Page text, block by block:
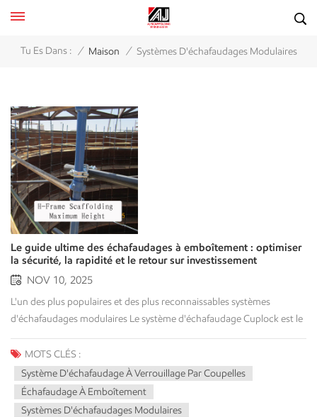
Tu Es Dans : / Maison / Systèmes D'échafaudages Modulaires
Le guide ultime des échafaudages à emboîtement : optimiser
la sécurité, la rapidité et le retour sur investissement
NOV 10, 2025
L'un des plus populaires et des plus reconnaissables systèmes d'échafaudages modulaires Le système d'échafaudage Cuplock est le plus répandu au monde. En plus d'être un système de support robuste, efficace et polyvalent, Échafaudages Cuplock Conçu pour un montage et un démontage rapides, ce système se distingue par son système de verrouillage à coupelles unique et performant. Développé par SGB en 1974, il est devenu une référence mondiale en matière de sécurité et d'efficacité dans le bâtiment. Ce système polyvalent excelle particulièrement dans les immeubles de grande hauteur ou les espaces complexes où les échafaudages tubulaires traditionnels (à tubes et à raccords) peuvent s'avérer moins économiques. La caractéristique principale du système Cuplock réside dans la connexion au point nodal. À intervalles réguliers, généralement de 500 mm, des coupelles inférieures fixes sont fixées sur le montant vertical, sur lesquelles coulissent d'autres coupelles. Jusqu'à quatre éléments horizontaux (limons ou traverses) peuvent être verrouillés simultanément à ce point nodal par un seul coup de marteau. Le verrouillage forme ainsi une liaison rigide et sûre, chaque connexion étant perpendiculaire à celle située en dessous. Quels sont les avantages des échafaudages à fixation par emboîtement ? Dans le secteur de la construction, le choix des échafaudages influe directement sur les délais d'exécution des projets, la sécurité et, en fin de compte, la rentabilité. Les avantages de Cuplock se traduisent par un meilleur retour sur investissement (RSI) du capital investi, tant pour les utilisateurs que pour les locataires.Assemblage rapide (gain de temps et de main-d'œuvre) :Le système de verrouillage simple et fiable de Cuplock permet un montage et un démontage plus rapides qu'avec les méthodes traditionnelles. Il en résulte une mise en œuvre accélérée et des économies considérables sur les coûts de main-d'œuvre.Polyvalence (flexibilité dans les situations complexes) :Le système Cuplock, capable de connecter jusqu'à quatre composants à un seul nœud, possède une remarquable adaptabilité à tous types de structures, droites, courbes et circulaires, ainsi qu'aux travaux de façade complexes et aux structures internes.Durabilité (longue durée de vie et faibles coûts de remplacement) :Les composants sont généralement fabriqués en acier galvanisé de haute qualité, ce qui leur confère une excellente résistance à la corrosion et à l'usure. Cette longue durée de vie est un atout majeur pour les sociétés de location qui recherchent un stock durable et commercialisable.Faible maintenance (coûts d'exploitation réduits) :Ce système ne comporte ni raccords, ni cales, ni boulons (contrairement aux systèmes Ringlock ou aux raccords tubulaires), autant d'éléments susceptibles de se perdre. Cette simplicité évite de remplacer fréquemment les pièces manquantes et accélère le contrôle des stocks.Accessibilité (conception ergonomique) :La structure en grille uniforme garantit aux travailleurs un accès sûr et facile, et les matériaux peuvent être facilement transportés d'une plateforme de travail à l'autre. Sécurité (fiabilité technique) :Les verrous positifs assurent une connexion rigide et antidérapante, conforme aux normes de sécurité internationales. Le système est conçu pour une excellente capacité de charge, ce qui le rend plus sûr pour les applications intensives. Rentabilité (maximisation du retour sur investissement locatif) :Bien que l'investissement initial puisse être plus élevé que pour un simple échafaudage, sa rapidité de montage, son faible entretien et sa longue durée de vie se traduisent par un meilleur retour sur investissement à long terme, tant pour les utilisateurs (projets plus rapides) que pour les propriétaires (plus grande viabilité des cycles de location). À quoi servent les échafaudages à emboîtement ? L'échafaudage à emboîtement trouve de nombreuses applications dans les domaines suivants grâce à sa grande résistance et à sa polyvalence :Bâtiment général : Pour l'accès aux échafaudages et aux plateformes de travail sur les chantiers résidentiels, commerciaux et industriels.Support d'étaiement (coffrage) :Grâce à sa grande capacité de charge, il est parfaitement adapté au support des poutres et dalles de coffrage en béton lourd.Projets d'infrastructure :Largement utilisé dans la construction de ponts, d'autoroutes ou de tunnels.Entretien et restauration : Très utile pour les échafaudages de structures plus complexes, comme les raffineries de pétrole, les centrales électriques et les bâtiments historiques.Secteur maritime et offshore :Sa finition galvanisée la rend adaptée aux environnements marins sévères et corrosifs. Quels matériaux sont utilisés dans les échafaudages à emboîtement ? Le matériau principal utilisé pour tous les éléments porteurs importants est l'acier de construction à haute résistance. Matériel:Généralement, soit de l'acier de nuance S235 ou S355 (conformément aux normes européennes) ou un acier équivalent à haute résistance. Finition: Les pièces sont généralement galvanisées à chaud. Ce procédé permet d'obtenir une épaisse couche de zinc, bien plus efficace qu'une peinture pour prévenir la rouille et garantir la durabilité et la durée de vie du système, notamment dans les climats rigoureux. Quels sont les composants d'un système d'échafaudage à emboîtement ? Le système Cuplock est modulaire et se compose d'un nombre limité d'éléments standard qui s'emboîtent les uns dans les autres :Normes Cuplock (Verticales) :Ce sont les éléments porteurs verticaux qui possèdent les points nodaux caractéristiques de Cuplock, la coupelle inférieure fixe et la coupelle supérieure mobile, soudés à intervalles réguliers (par exemple, 500 mm ou 1000 mm) et transférant la charge verticale à la base.Grands livres (horizontaux) :Ces éléments horizontaux relient les montants, assurant la stabilité structurelle et formant le cadre des plateformes de travail. Ils sont munis d'extrémités qui s'emboîtent dans les coupelles nodales.Traverses intermédiaires :Ces pièces sont placées entre les lisses pour soutenir les planches ou les platelages d'échafaudage. Elles sont également munies de lames d'extrémité fixées par un système de coupelles.Cadres cantilever :Des composants spécialisés sont utilisés pour créer des plateformes de travail qui font saillie de la structure principale de l'échafaudage, souvent nécessaires pour accéder à des zones difficiles d'accès d'une façade.Plaques de base et vérins :Elles offrent une base stable aux poteaux et permettent un réglage en hauteur lorsque le sol est irrégulier. Têtes d'U :Il est utilisé en haut des normes pour le support des poutres, des supports ou de la structure de coffrage primaire dans les travaux d'étaiement. Qu'est-ce qu'un système Cuplock ? Le système d'échafaudage à verrouillage par coupelles Il s'agit d'un système de support et d'accès complet et robuste. Sa principale caractéristique réside dans son mode d'assemblage, à savoir l'assemblage par emboîtement. Ce système permet d'obtenir une grande rigidité de la structure : les extrémités des poutres et des traverses sont insérées dans le dispositif de fixation en forme de coupelle situé en dessous, et un simple coup de marteau suffit à ancrer fermement les quatre éléments dans leurs emplacements. Quelles sont les dimensions du système d'échafaudage Cuplock ? L'échafaudage Cuplock est standardisé, mais lorsque nous parlons de « taille », nous faisons généralement référence aux dimensions des composants et aux dimensions des travées qui en résultent :Largeurs des travées (longueurs des traverses) :Les largeurs courantes sont de 0,9 m, 1,2 m, 1,5 m et 1,8 m.Longueurs des travées (longueurs des lisses) :Les longueurs courantes varient de 1,2 m à 3,0 m, en passant par 1,8 m et 2,5 m.Espacement standard (vertical) :La distance entre les connexions des coupelles est généralement de 500 mm (0,5 m) ou de 1000 mm (1,0 m), permettant un contrôle précis de la hauteur de la plateforme.Diamètre du tube :Le diamètre extérieur des tubes en acier est généralement de 48,3 mm, ce qui est standard pour la plupart des systèmes d'échafaudage dans le monde, assurant la compatibilité avec les raccords standard (comme les coupleurs). Comment calculer la quantité d'échafaudages Cuplock nécessaires ? Des calculs précis sont essentiels pour la maîtrise des coûts et la sécurité du chantier. Voici un aperçu simplifié ; les calculs finaux doivent toujours être effectués par un ingénieur en échafaudages qualifié.Étapes de l'estimation quantitative de base :1. Définir les dimensions : Déterminez la longueur (L), la hauteur (H) et la largeur (W) requises de la structure d'échafaudage.2. Calcul des normes (verticales) :Nombre de travées (longueur) : L / (longueur de la travée)Nombre total de normes : ≈ (Nombre de travées + 1) * 2 (pour deux lignes) * (Hauteur / Espacement standard)3. Calcul des registres (horizontaux - dans le sens de la longueur) :Total des registres : Nombre de travées * (Hauteur / Hauteur de l’élévateur à plateforme) * 24. Calcul des traverses (horizontales - dans le sens de la largeur) :Nombre total de traverses : (Nombre de travées + 1) * (Hauteur / Hauteur de la plateforme élévatrice)Conseil aux entreprises de location : un calcul précis permet d’éviter les surstocks et les ruptures de stock, ce qui est essentiel pour optimiser l’utilisation du parc de matériel et maximiser les marges locatives. Pensez toujours à prévoir des éléments supplémentaires pour le renforcement, les fixations et les points d’accès spécifiques (comme les tours d’escalier). FAQ Qu'est-ce qui rend Cuplock plus rapide que les échafaudages traditionnels ?Son mécanisme de verrouillage unique à coupelle permet de fixer jusqu'à quatre composants horizontaux sur le montant vertical d'un seul coup de marteau, éliminant ainsi le temps perdu avec de nombreux raccords et boulons desserrés. Quel est le principal avantage du système Cuplock par rapport au systè
MOTS CLÉS :
Système D'échafaudage À Verrouillage Par Coupelles
Échafaudage À Emboîtement
Systèmes D'échafaudages Modulaires